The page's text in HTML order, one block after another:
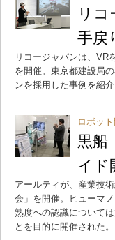
リ
手戻
リコージャパンは、VR
を開催。東京都建設局
ンを採用した事例を紹介
ロボッ
黒船
イド
アールティが、産業技
会」を開催。ヒューマ
熟度への認識について
とを目的に開催された。